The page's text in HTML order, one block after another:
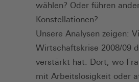
wählen? Oder führen
Konstellationen?
Unsere Analysen zeigen:
Wirtschaftskrise 2008/09
verstärkt hat. Dort, wo
mit Arbeitslosigkeit oder